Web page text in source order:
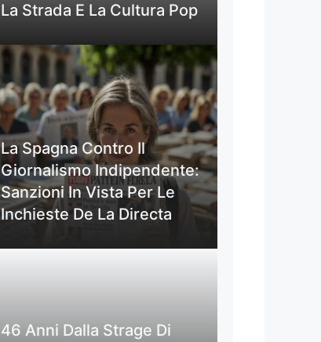
La Strada E La Cultura Pop
La Spagna Contro Il
Giornalismo Indipendente:
Sanzioni In Vista Per Le
Inchieste De La Directa
46 Anni Dalla Strage Di